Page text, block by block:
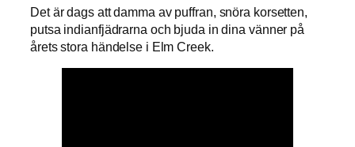
Det är dags att damma av puffran, snöra korsetten,
putsa indianfjädrarna och bjuda in dina vänner på
årets stora händelse i Elm Creek.